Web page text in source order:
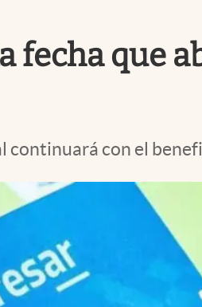
fecha que
con el